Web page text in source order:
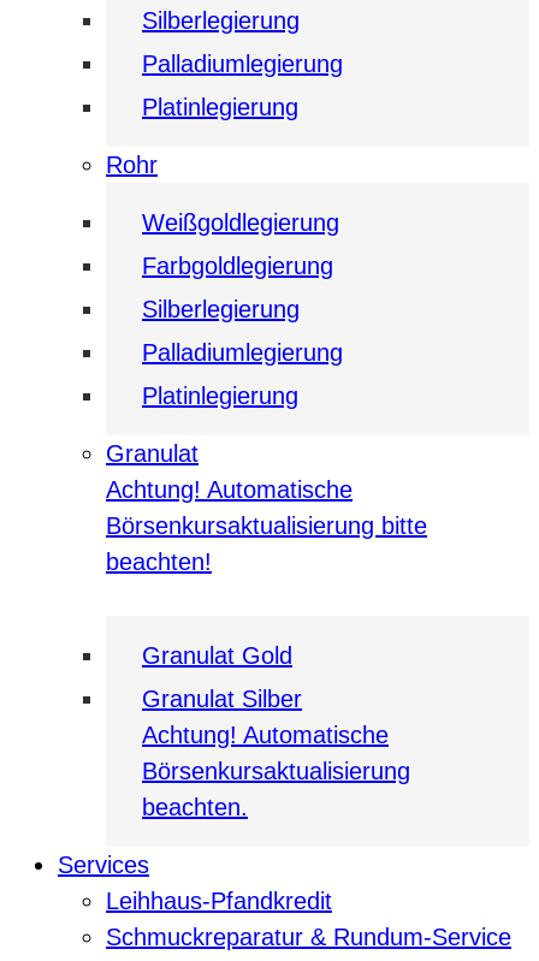
Silberlegierung
Palladiumlegierung
Platinlegierung
Rohr
Weißgoldlegierung
Farbgoldlegierung
Silberlegierung
Palladiumlegierung
Platinlegierung
Granulat
Achtung! Automatische
Börsenkursaktualisierung bitte
beachten!
Granulat Gold
Granulat Silber
Achtung! Automatische
Börsenkursaktualisierung
beachten.
Services
Leihhaus-Pfandkredit
Schmuckreparatur & Rundum-Service